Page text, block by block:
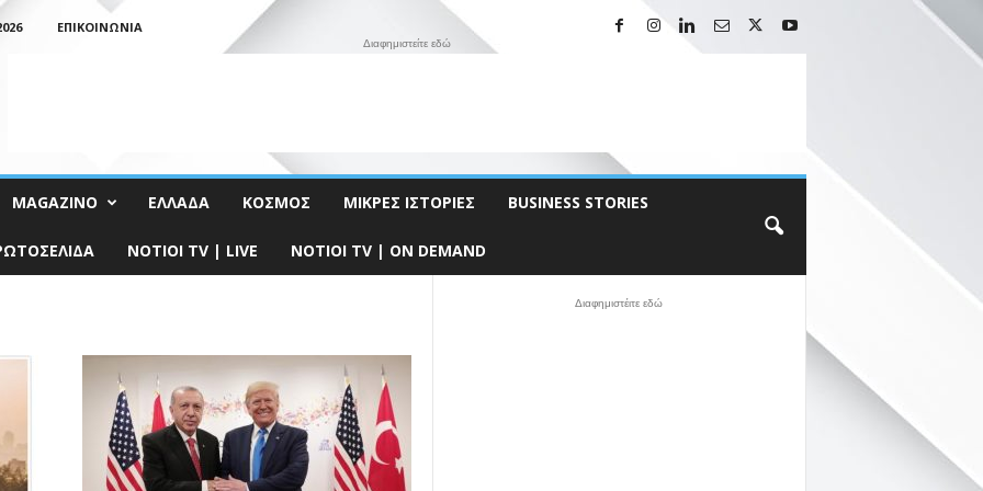
ΕΠΙΚΟΙΝΩΝΊΑ
Διαφημιστείτε εδώ
MAGAZINO ΕΛΛΆΔΑ ΚΌΣΜΟΣ ΜΙΚΡΈΣ ΙΣΤΟΡΊΕΣ BUSINESS STORIES
NOTIOI TV | LIVE NOTIOI TV | ON DEMAND
Διαφημιστέιτε εδώ